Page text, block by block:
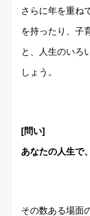
さらに年を重ね
を持ったり、子
と、人生のいろ
しょう。
[問い]
あなたの人生で
その数ある場面